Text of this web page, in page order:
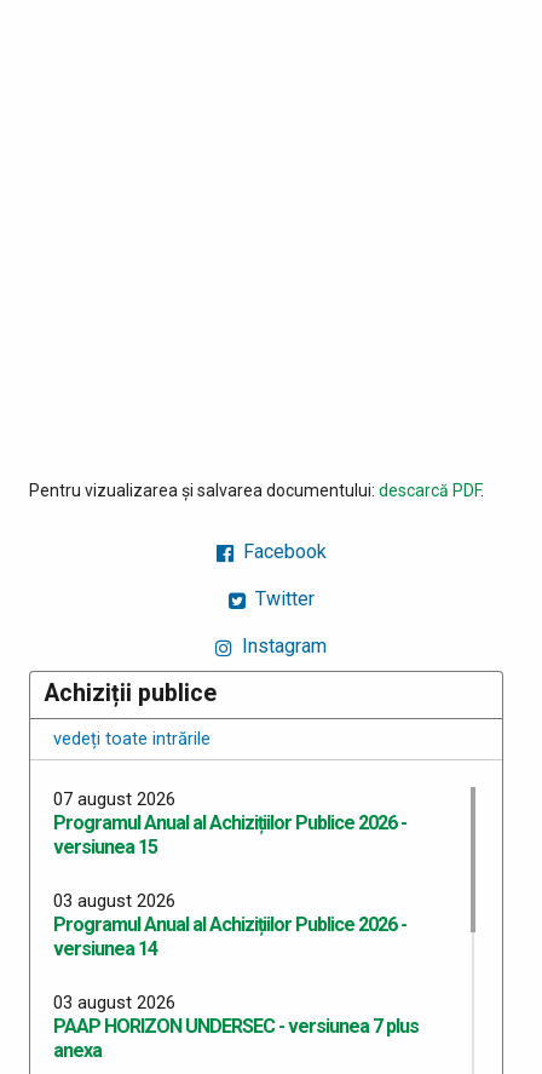
Pentru vizualizarea și salvarea documentului: descarcă PDF.
Facebook
Twitter
Instagram
Achiziții publice
vedeți toate intrările
07 august 2026
Programul Anual al Achizițiilor Publice 2026 -
versiunea 15
03 august 2026
Programul Anual al Achizițiilor Publice 2026 -
versiunea 14
03 august 2026
PAAP HORIZON UNDERSEC - versiunea 7 plus
anexa